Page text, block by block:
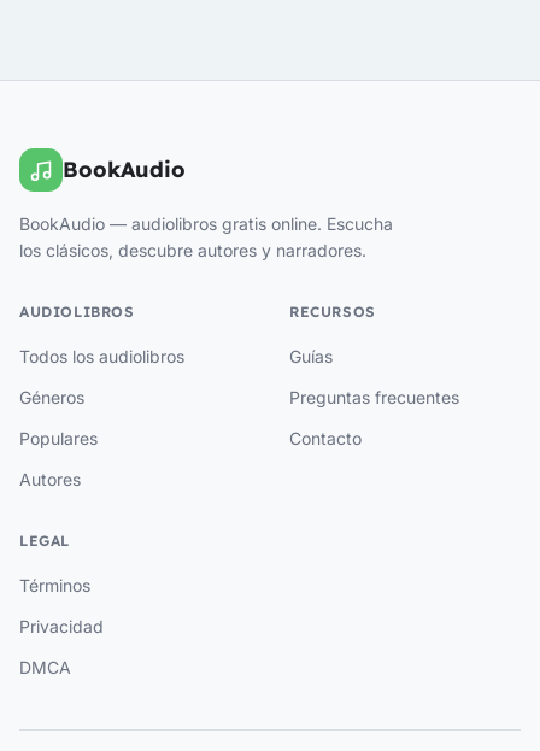
BookAudio
BookAudio — audiolibros gratis online. Escucha
los clásicos, descubre autores y narradores.
AUDIOLIBROS
Todos los audiolibros
Géneros
Populares
Autores
RECURSOS
Guías
Preguntas frecuentes
Contacto
LEGAL
Términos
Privacidad
DMCA